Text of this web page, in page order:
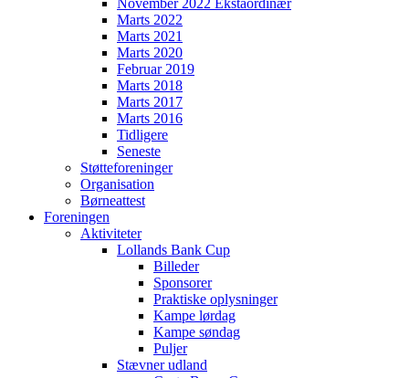
November 2022 Ekstaordinær
Marts 2022
Marts 2021
Marts 2020
Februar 2019
Marts 2018
Marts 2017
Marts 2016
Tidligere
Seneste
Støtteforeninger
Organisation
Børneattest
Foreningen
Aktiviteter
Lollands Bank Cup
Billeder
Sponsorer
Praktiske oplysninger
Kampe lørdag
Kampe søndag
Puljer
Stævner udland